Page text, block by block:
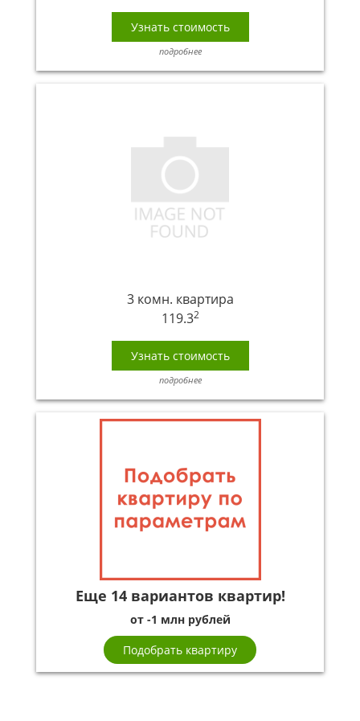
Узнать стоимость
подробнее
3 комн. квартира
119.32
Узнать стоимость
подробнее
Еще 14 вариантов квартир!
от -1 млн рублей
Подобрать квартиру